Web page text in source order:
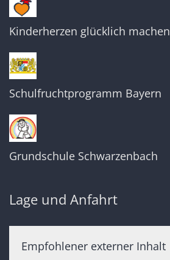
Kinderherzen glücklich machen
Schulfruchtprogramm Bayern
Grundschule Schwarzenbach
Lage und Anfahrt
Empfohlener externer Inhalt